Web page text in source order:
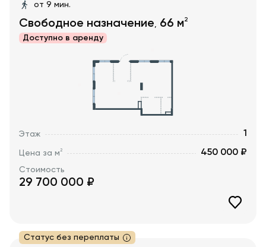
от 9 мин.
Свободное назначение, 66 м2
Доступно в аренду
Этаж 1
Цена за м2 450 000 ₽
Стоимость
29 700 000 ₽
Статус без переплаты